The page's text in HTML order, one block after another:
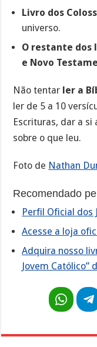
Livro dos
universo.
O restante dos
e Novo
Não tentar ler a
ler de 5 a 10
Escrituras, dar a
sobre o que leu.
Foto de Nathan
Recomendado
Perfil Oficial dos
Acesse a loja
Adquira nosso
Jovem Católico”